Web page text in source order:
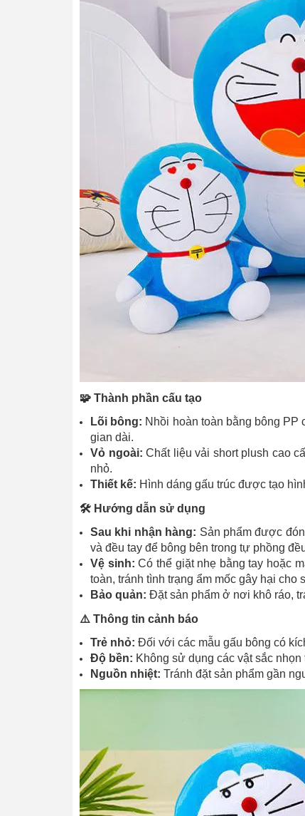
🧩 Thành phần cấu tạo
Lõi bông: Nhồi hoàn toàn bằng bông PP
gian dài.
Vỏ ngoài: Chất liệu vải short plush cao
nhỏ.
Thiết kế: Hình dáng gấu trúc được tạo
🛠️ Hướng dẫn sử dụng
Sau khi nhận hàng: Sản phẩm được
và đều tay để bông bên trong tự phồng
Vệ sinh: Có thể giặt nhẹ bằng tay hoặc
toàn, tránh tình trạng ẩm mốc gây hại cho
Bảo quản: Đặt sản phẩm ở nơi khô ráo,
⚠️ Thông tin cảnh báo
Trẻ nhỏ: Đối với các mẫu gấu bông có
Độ bền: Không sử dụng các vật sắc
Nguồn nhiệt: Tránh đặt sản phẩm gần